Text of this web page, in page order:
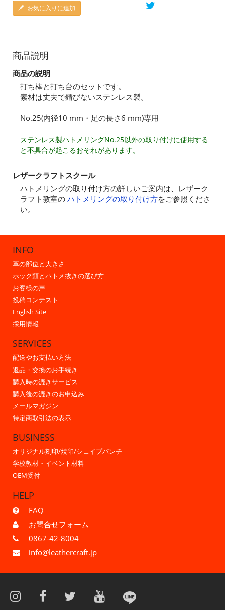
お気に入りに追加
商品説明
商品の説明
打ち棒と打ち台のセットです。
素材は丈夫で錆びないステンレス製。
No.25(内径10 mm・足の長さ6 mm)専用
ステンレス製ハトメリングNo.25以外の取り付けに使用する
と不具合が起こるおそれがあります。
レザークラフトスクール
ハトメリングの取り付け方の詳しいご案内は、レザーク
ラフト教室の ハトメリングの取り付け方をご参照くださ
い。
INFO
革の部位と大きさ
ホック類とハトメ抜きの選び方
お客様の声
投稿コンテスト
English Site
採用情報
SERVICES
配送やお支払い方法
返品・交換のお手続き
購入時の漉きサービス
購入後の漉きのお申込み
メールマガジン
特定商取引法の表示
BUSINESS
オリジナル刻印/焼印/シェイプパンチ
学校教材・イベント材料
OEM受付
HELP
FAQ
お問合せフォーム
0867-42-8004
info@leathercraft.jp